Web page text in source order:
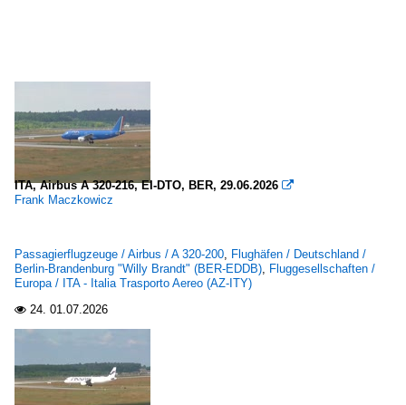
ITA, Airbus A 320-216, EI-DTO, BER, 29.06.2026 
Frank Maczkowicz
Passagierflugzeuge / Airbus / A 320-200, Flughäfen / Deutschland /
Berlin-Brandenburg "Willy Brandt" (BER-EDDB), Fluggesellschaften /
Europa / ITA - Italia Trasporto Aereo (AZ-ITY)
 24. 01.07.2026